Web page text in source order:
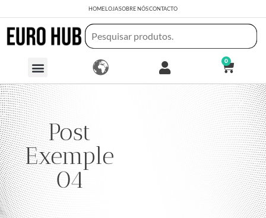
HOMELOJASOBRE NÓSCONTACTO
0
Post
Exemple
04